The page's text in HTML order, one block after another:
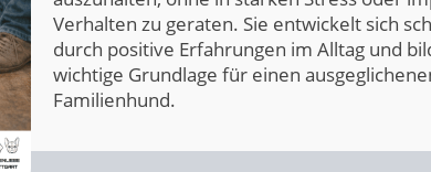
Verhalten zu geraten. Sie entwickelt sich
durch positive Erfahrungen im Alltag und
wichtige Grundlage für einen
Familienhund.